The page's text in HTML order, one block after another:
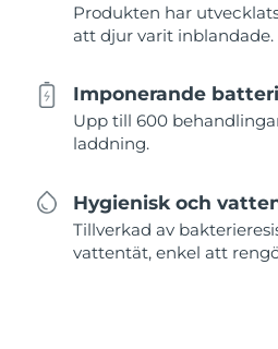
Produkten har
att djur varit inblandade.
Imponerande
Upp till 600
laddning.
Hygienisk och
Tillverkad av
vattentät, enkel att